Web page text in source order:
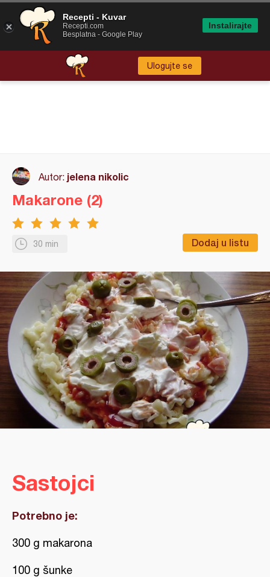
Ulogujte se
Autor: jelena nikolic
30 min Dodaj u listu
Makarone (2)
Sastojci
Potrebno je:
300 g makarona
100 g šunke
Recepti - Kuvar
Recepti.com
Besplatna - Google Play
Instalirajte